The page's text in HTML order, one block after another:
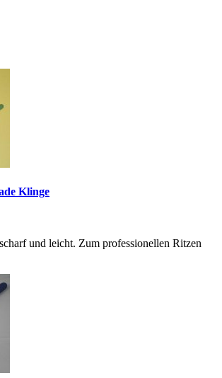
Klinge
und leicht. Zum professionellen Ritzen